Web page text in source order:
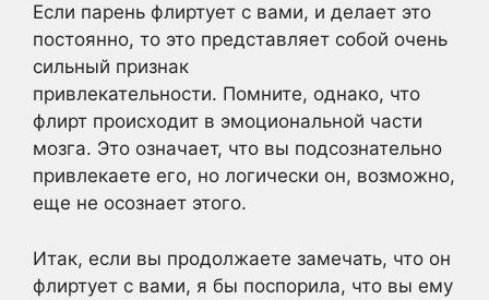
Если парень флиртует с вами, и делает это
постоянно, то это представляет собой очень
сильный признак
привлекательности. Помните, однако, что
флирт происходит в эмоциональной части
мозга. Это означает, что вы подсознательно
привлекаете его, но логически он, возможно,
еще не осознает этого.
Итак, если вы продолжаете замечать, что он
флиртует с вами, я бы поспорила, что вы ему